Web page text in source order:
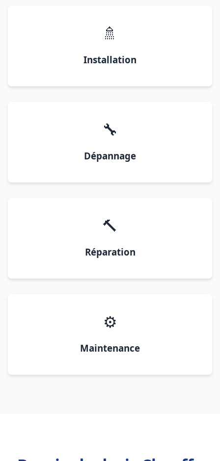
🚿
Installation
🔧
Dépannage
🔨
Réparation
⚙️
Maintenance